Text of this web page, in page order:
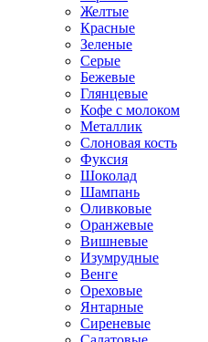
Желтые
Красные
Зеленые
Серые
Бежевые
Глянцевые
Кофе с молоком
Металлик
Слоновая кость
Фуксия
Шоколад
Шампань
Оливковые
Оранжевые
Вишневые
Изумрудные
Венге
Ореховые
Янтарные
Сиреневые